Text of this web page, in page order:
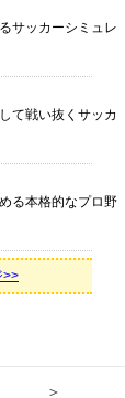
サッカーシミュレ
て戦い抜くサッカ
る本格的なプロ野
>>
＞